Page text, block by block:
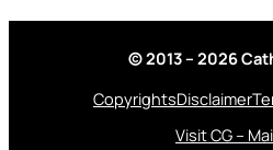
© 2013 – 2026
CopyrightsDisclaimer
Visit CG –